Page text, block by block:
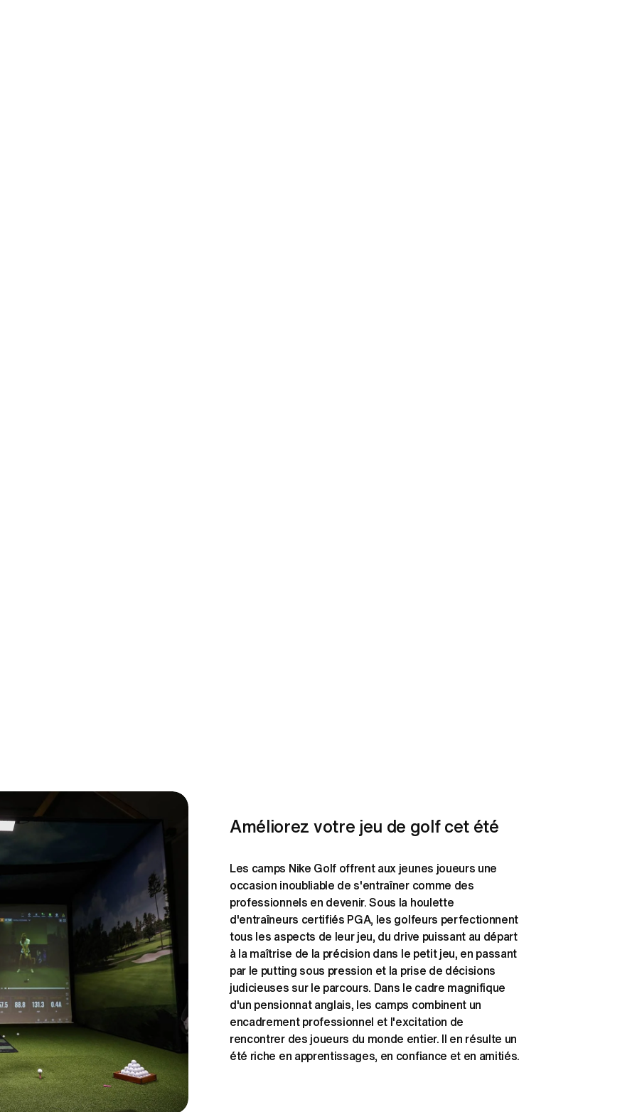
Améliorez votre jeu de golf cet été
Les camps Nike Golf offrent aux jeunes joueurs une
occasion inoubliable de s'entraîner comme des
professionnels en devenir. Sous la houlette
d'entraîneurs certifiés PGA, les golfeurs perfectionnent
tous les aspects de leur jeu, du drive puissant au départ
à la maîtrise de la précision dans le petit jeu, en passant
par le putting sous pression et la prise de décisions
judicieuses sur le parcours. Dans le cadre magnifique
d'un pensionnat anglais, les camps combinent un
encadrement professionnel et l'excitation de
rencontrer des joueurs du monde entier. Il en résulte un
été riche en apprentissages, en confiance et en amitiés.